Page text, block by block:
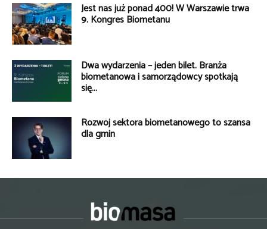
Jest nas już ponad 400! W Warszawie trwa
9. Kongres Biometanu
Dwa wydarzenia – jeden bilet. Branża
biometanowa i samorządowcy spotkają
się...
Rozwój sektora biometanowego to szansa
dla gmin